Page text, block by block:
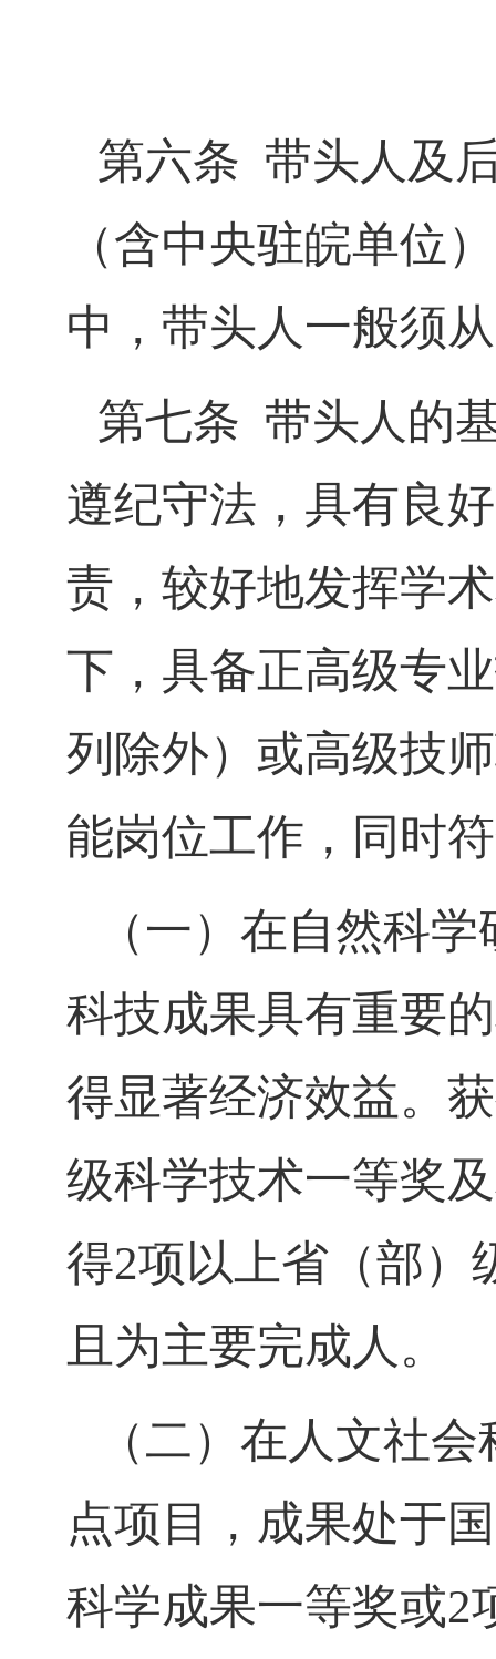
第六条 带头人及
（含中央驻皖单位
中，带头人一般须
第七条 带头人的
遵纪守法，具有良
责，较好地发挥学
下，具备正高级专
列除外）或高级技
能岗位工作，同时
（一）在自然科
科技成果具有重要
得显著经济效益。
级科学技术一等奖
得2项以上省（部）
且为主要完成人。
（二）在人文社
点项目，成果处于
科学成果一等奖或2